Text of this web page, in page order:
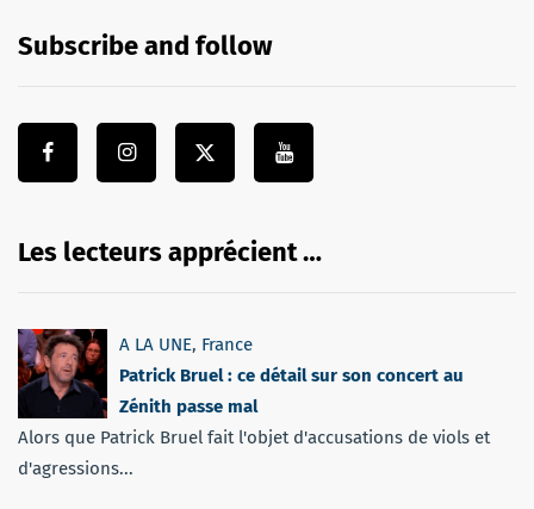
Subscribe and follow
Les lecteurs apprécient …
A LA UNE, France
Patrick Bruel : ce détail sur son concert au
Zénith passe mal
Alors que Patrick Bruel fait l'objet d'accusations de viols et
d'agressions...